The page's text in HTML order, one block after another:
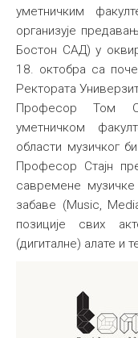
уметничким
организује
Бостон САД) у
18. октобра са
Ректората
Професор Том
уметничком
области музичког
Професор Стајн
савремене музичке
забаве (Music,
позиције свих
(дигиталне) алате и